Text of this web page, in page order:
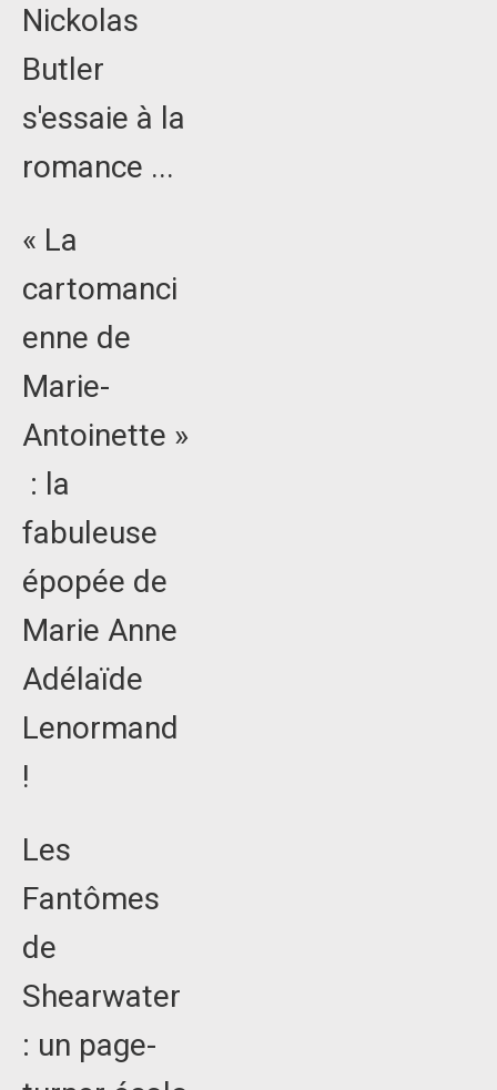
Nickolas
Butler
s'essaie à la
romance ...
« La
cartomanci
enne de
Marie-
Antoinette »
: la
fabuleuse
épopée de
Marie Anne
Adélaïde
Lenormand
!
Les
Fantômes
de
Shearwater
: un page-